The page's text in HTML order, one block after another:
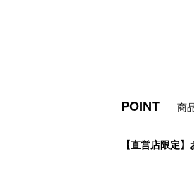
POINT 商
【直営店限定